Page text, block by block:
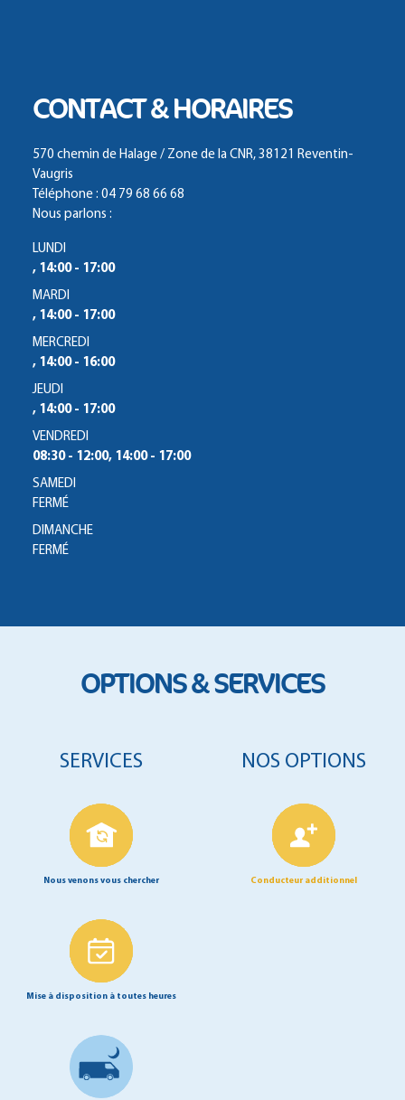
CONTACT & HORAIRES
570 chemin de Halage / Zone de la CNR, 38121 Reventin-
Vaugris
Téléphone : 04 79 68 66 68
Nous parlons :
LUNDI
, 14:00 - 17:00
MARDI
, 14:00 - 17:00
MERCREDI
, 14:00 - 16:00
JEUDI
, 14:00 - 17:00
VENDREDI
08:30 - 12:00, 14:00 - 17:00
SAMEDI
FERMÉ
DIMANCHE
FERMÉ
OPTIONS & SERVICES
SERVICES
Nous venons vous chercher
Mise à disposition à toutes heures
NOS OPTIONS
Conducteur additionnel